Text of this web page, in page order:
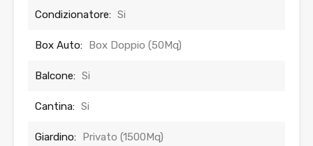
Condizionatore: Si
Box Auto: Box Doppio (50Mq)
Balcone: Si
Cantina: Si
Giardino: Privato (1500Mq)